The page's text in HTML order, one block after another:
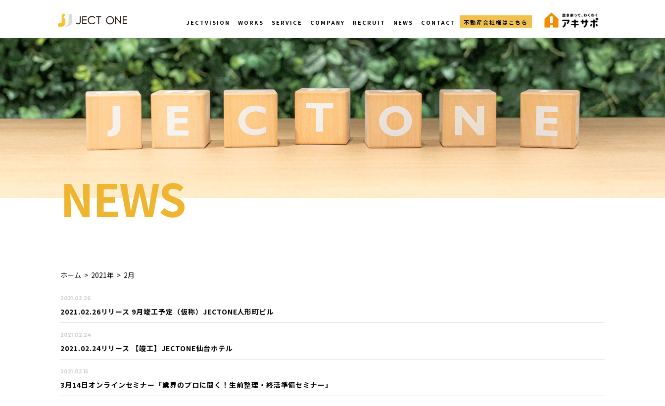
JECTVISION WORKS SERVICE COMPANY RECRUIT NEWS CONTACT 不動産会社様はこちら
NEWS
ホーム > 2021年 > 2月
2021.02.26
2021.02.26リリース 9月竣工予定（仮称）JECTONE人形町ビル
2021.02.24
2021.02.24リリース 【竣工】JECTONE仙台ホテル
2021.02.15
3月14日オンラインセミナー「業界のプロに聞く！生前整理・終活準備セミナー」